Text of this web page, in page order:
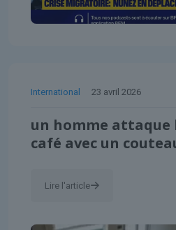
International 23 avril 2026
un homme attaque
café avec un
Lire l'article